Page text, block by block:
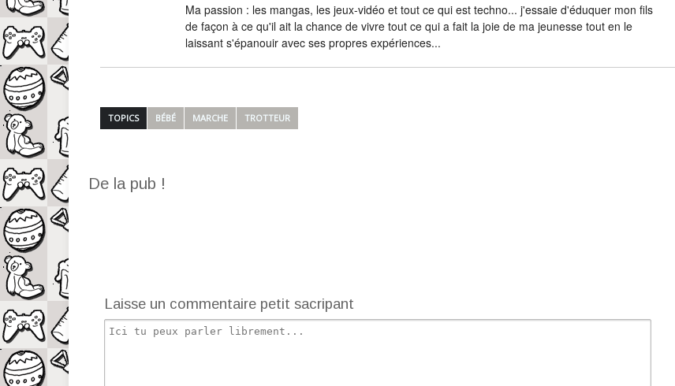
Ma passion : les mangas, les jeux-vidéo et tout ce qui est techno... j'essaie d'éduquer mon fils
de façon à ce qu'il ait la chance de vivre tout ce qui a fait la joie de ma jeunesse tout en le
laissant s'épanouir avec ses propres expériences...
TOPICS BÉBÉ MARCHE TROTTEUR
De la pub !
Laisse un commentaire petit sacripant